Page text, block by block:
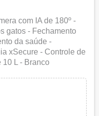
com IA de 180º -
gatos - Fechamento
da saúde -
xSecure - Controle de
10 L - Branco